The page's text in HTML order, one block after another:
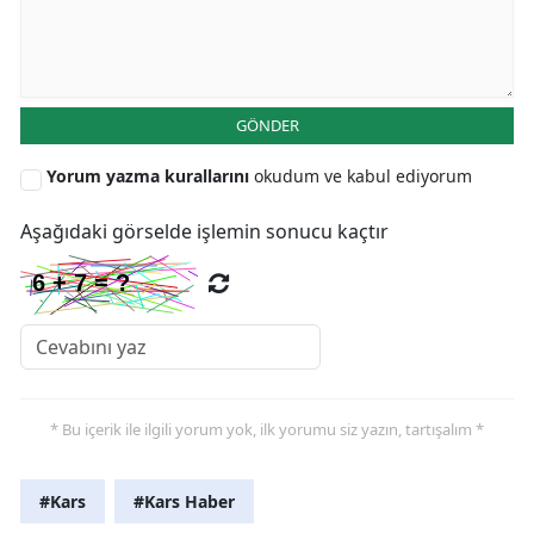
Kilis
Osmaniye
Düzce
GÖNDER
Yorum yazma kurallarını okudum ve kabul ediyorum
Aşağıdaki görselde işlemin sonucu kaçtır
* Bu içerik ile ilgili yorum yok, ilk yorumu siz yazın, tartışalım *
#Kars #Kars Haber